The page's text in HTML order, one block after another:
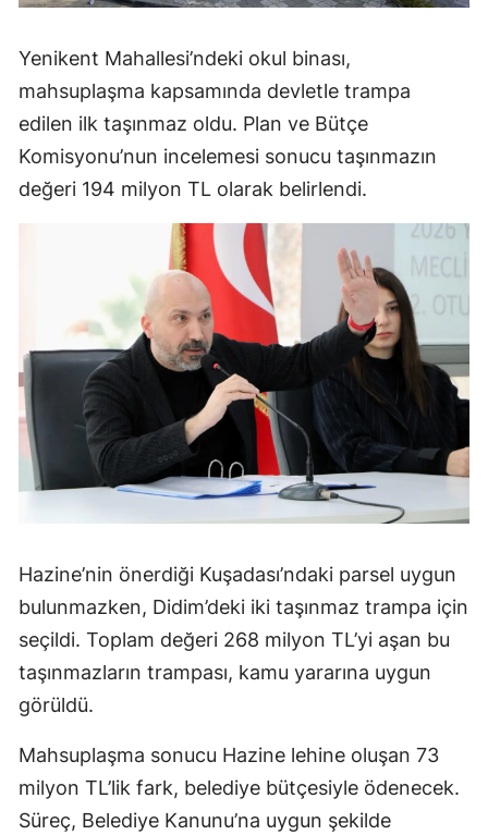
Yenikent Mahallesi’ndeki okul binası,
mahsuplaşma kapsamında devletle trampa
edilen ilk taşınmaz oldu. Plan ve Bütçe
Komisyonu’nun incelemesi sonucu taşınmazın
değeri 194 milyon TL olarak belirlendi.
Hazine’nin önerdiği Kuşadası’ndaki parsel uygun
bulunmazken, Didim’deki iki taşınmaz trampa için
seçildi. Toplam değeri 268 milyon TL’yi aşan bu
taşınmazların trampası, kamu yararına uygun
görüldü.
Mahsuplaşma sonucu Hazine lehine oluşan 73
milyon TL’lik fark, belediye bütçesiyle ödenecek.
Süreç, Belediye Kanunu’na uygun şekilde